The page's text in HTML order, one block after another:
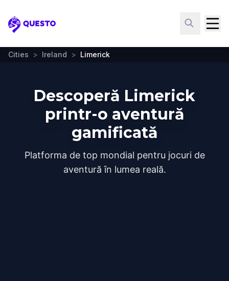
Questo
Cities > Ireland > Limerick
Descoperă Limerick
printr-o aventură
gamificată
Platforma de top mondial pentru jocuri de
aventură în lumea reală.